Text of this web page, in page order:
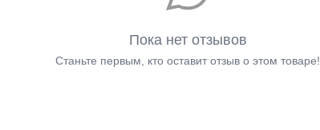
Пока нет отзывов
Станьте первым, кто оставит отзыв о этом товаре!